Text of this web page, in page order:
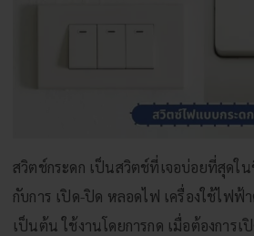
สวิตช์กระดก เป็นสวิตช์ที่เจอบ่อยที่สุดใ
กับการ เปิด-ปิด หลอดไฟ เครื่องใช้ไฟฟ้
เป็นต้น ใช้งานโดยการกด เมื่อต้องการ